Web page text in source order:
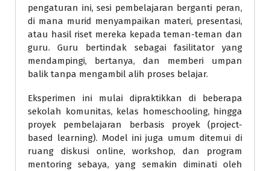
pengaturan ini, sesi pembelajaran berganti peran,
di mana murid menyampaikan materi, presentasi,
atau hasil riset mereka kepada teman-teman dan
guru. Guru bertindak sebagai fasilitator yang
mendampingi, bertanya, dan memberi umpan
balik tanpa mengambil alih proses belajar.
Eksperimen ini mulai dipraktikkan di beberapa
sekolah komunitas, kelas homeschooling, hingga
proyek pembelajaran berbasis proyek (project-
based learning). Model ini juga umum ditemui di
ruang diskusi online, workshop, dan program
mentoring sebaya, yang semakin diminati oleh